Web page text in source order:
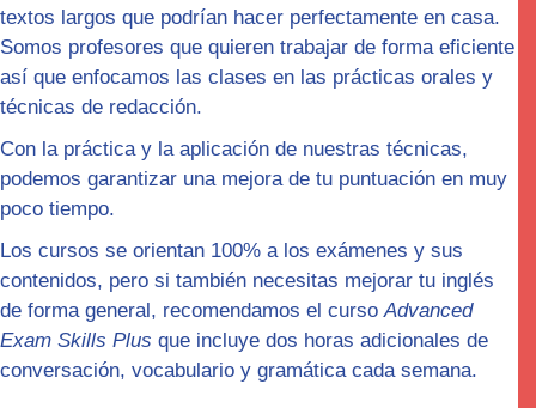
textos largos que podrían hacer perfectamente en casa.
Somos profesores que quieren trabajar de forma eficiente
así que enfocamos las clases en las prácticas orales y
técnicas de redacción.
Con la práctica y la aplicación de nuestras técnicas,
podemos garantizar una mejora de tu puntuación en muy
poco tiempo.
Los cursos se orientan 100% a los exámenes y sus
contenidos, pero si también necesitas mejorar tu inglés
de forma general, recomendamos el cursoAdvanced
Exam Skills Plus que incluye dos horas adicionales de
conversación, vocabulario y gramática cada semana.